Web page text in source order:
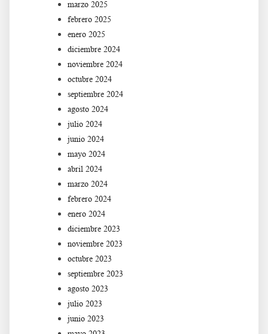
marzo 2025
febrero 2025
enero 2025
diciembre 2024
noviembre 2024
octubre 2024
septiembre 2024
agosto 2024
julio 2024
junio 2024
mayo 2024
abril 2024
marzo 2024
febrero 2024
enero 2024
diciembre 2023
noviembre 2023
octubre 2023
septiembre 2023
agosto 2023
julio 2023
junio 2023